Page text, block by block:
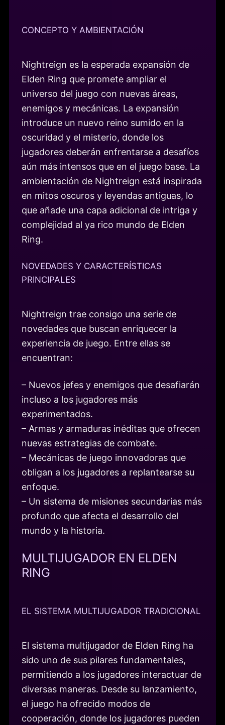
CONCEPTO Y AMBIENTACIÓN
Nightreign es la esperada expansión de
Elden Ring que promete ampliar el
universo del juego con nuevas áreas,
enemigos y mecánicas. La expansión
introduce un nuevo reino sumido en la
oscuridad y el misterio, donde los
jugadores deberán enfrentarse a desafíos
aún más intensos que en el juego base. La
ambientación de Nightreign está inspirada
en mitos oscuros y leyendas antiguas, lo
que añade una capa adicional de intriga y
complejidad al ya rico mundo de Elden
Ring.
NOVEDADES Y CARACTERÍSTICAS
PRINCIPALES
Nightreign trae consigo una serie de
novedades que buscan enriquecer la
experiencia de juego. Entre ellas se
encuentran:
– Nuevos jefes y enemigos que desafiarán
incluso a los jugadores más
experimentados.
– Armas y armaduras inéditas que ofrecen
nuevas estrategias de combate.
– Mecánicas de juego innovadoras que
obligan a los jugadores a replantearse su
enfoque.
– Un sistema de misiones secundarias más
profundo que afecta el desarrollo del
mundo y la historia.
MULTIJUGADOR EN ELDEN
RING
EL SISTEMA MULTIJUGADOR TRADICIONAL
El sistema multijugador de Elden Ring ha
sido uno de sus pilares fundamentales,
permitiendo a los jugadores interactuar de
diversas maneras. Desde su lanzamiento,
el juego ha ofrecido modos de
cooperación, donde los jugadores pueden